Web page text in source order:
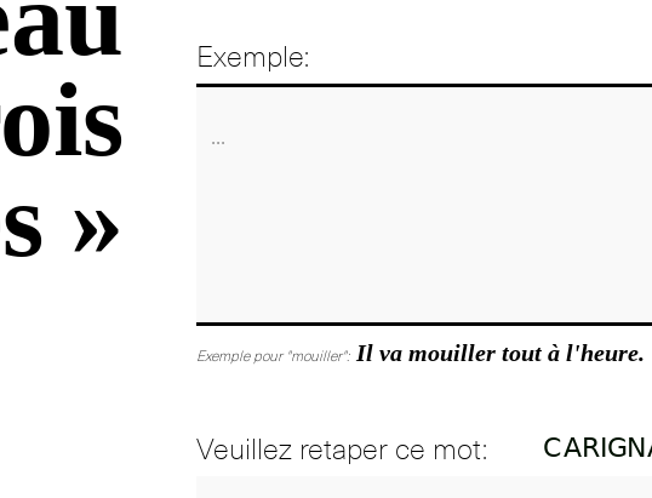
»
Exemple:
Exemple pour "mouiller": Il va mouiller tout à l'heure.
Veuillez retaper ce mot: